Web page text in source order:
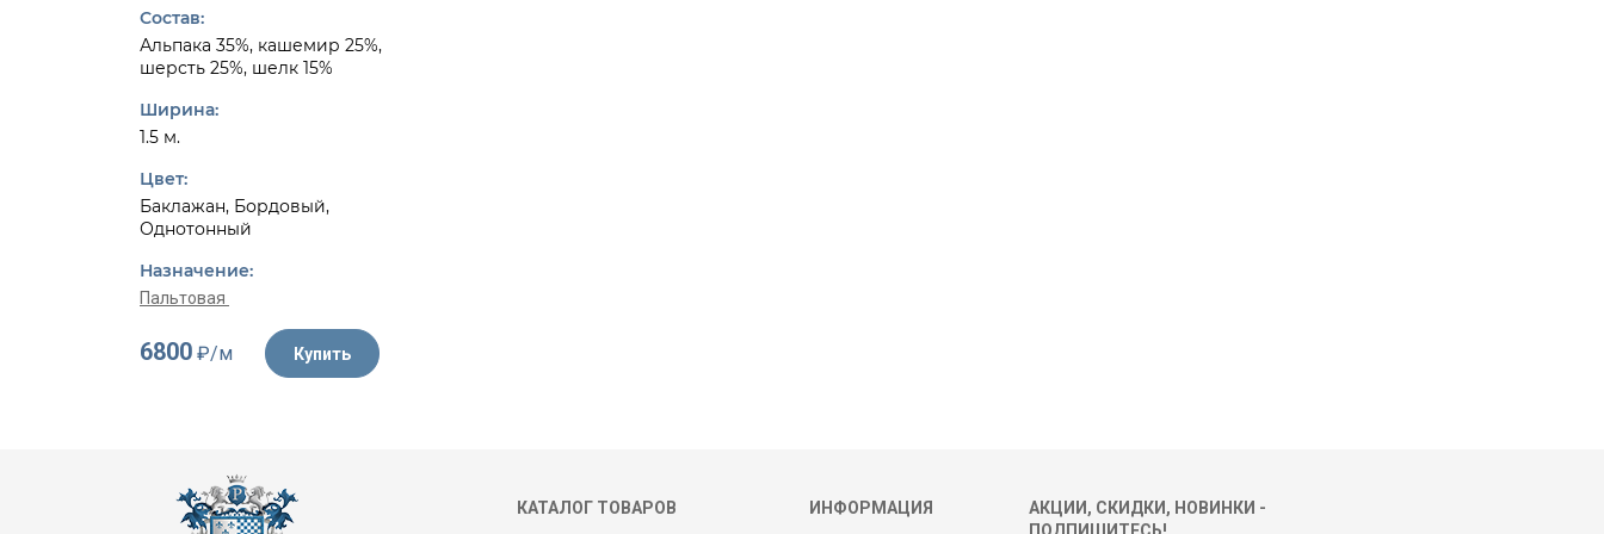
Состав:
Альпака 35%, кашемир 25%,
шерсть 25%, шелк 15%
Ширина:
1.5 м.
Цвет:
Баклажан, Бордовый,
Однотонный
Назначение:
Пальтовая
6800 ₽/м Купить
КАТАЛОГ ТОВАРОВ ИНФОРМАЦИЯ
АКЦИИ, СКИДКИ, НОВИНКИ -